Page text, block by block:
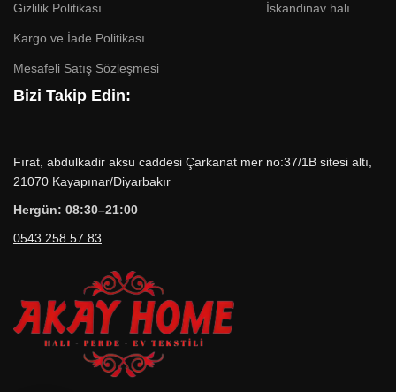
Gizlilik Politikası
Kargo ve İade Politikası
Mesafeli Satış Sözleşmesi
İskandinav halı
Bizi Takip Edin:
Fırat, abdulkadir aksu caddesi Çarkanat mer no:37/1B sitesi altı,
21070 Kayapınar/Diyarbakır
Hergün: 08:30–21:00
0543 258 57 83